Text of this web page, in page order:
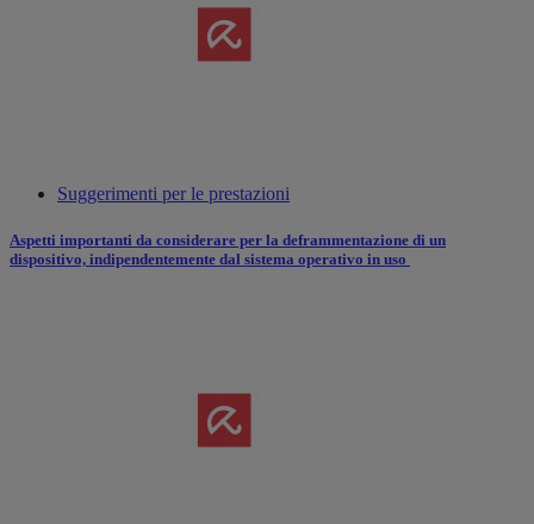
Suggerimenti per le prestazioni
Aspetti importanti da considerare per la deframmentazione di un
dispositivo, indipendentemente dal sistema operativo in uso